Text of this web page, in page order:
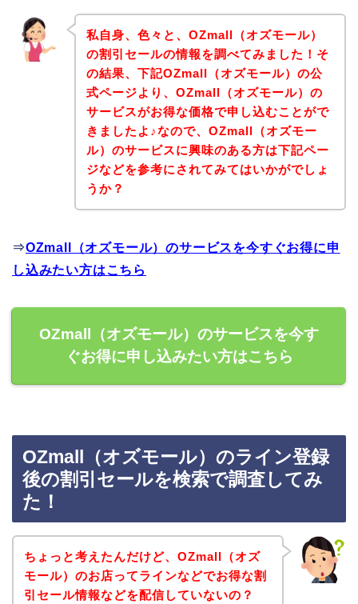
私自身、色々と、OZmall（オズモール）
の割引セールの情報を調べてみました！そ
の結果、下記OZmall（オズモール）の公
式ページより、OZmall（オズモール）の
サービスがお得な価格で申し込むことがで
きましたよ♪なので、OZmall（オズモー
ル）のサービスに興味のある方は下記ペー
ジなどを参考にされてみてはいかがでしょ
うか？
⇒OZmall（オズモール）のサービスを今すぐお得に申
し込みたい方はこちら
OZmall（オズモール）のサービスを今す
ぐお得に申し込みたい方はこちら
OZmall（オズモール）のライン登録
後の割引セールを検索で調査してみ
た！
ちょっと考えたんだけど、OZmall（オズ
モール）のお店ってラインなどでお得な割
引セール情報などを配信していないの？